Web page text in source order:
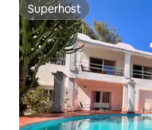
Superhost
Superhost